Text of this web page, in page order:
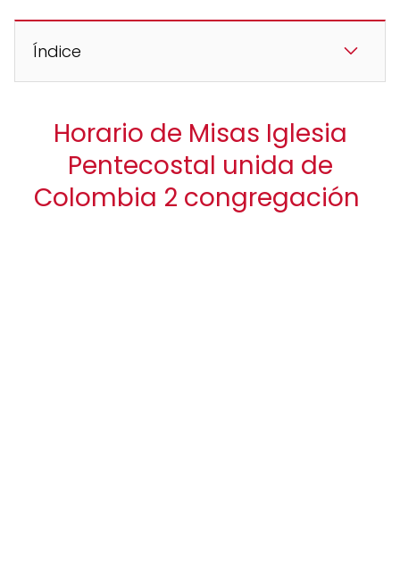
Índice
Horario de Misas Iglesia
Pentecostal unida de
Colombia 2 congregación